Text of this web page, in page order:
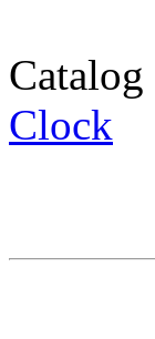
Clock